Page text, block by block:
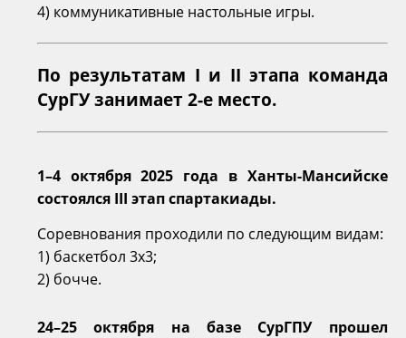
4) коммуникативные настольные игры.
По результатам I и II этапа команда
СурГУ занимает 2-е место.
1–4 октября 2025 года в Ханты-Мансийске
состоялся III этап спартакиады.
Соревнования проходили по следующим видам:
1) баскетбол 3х3;
2) бочче.
24–25 октября на базе СурГПУ прошел